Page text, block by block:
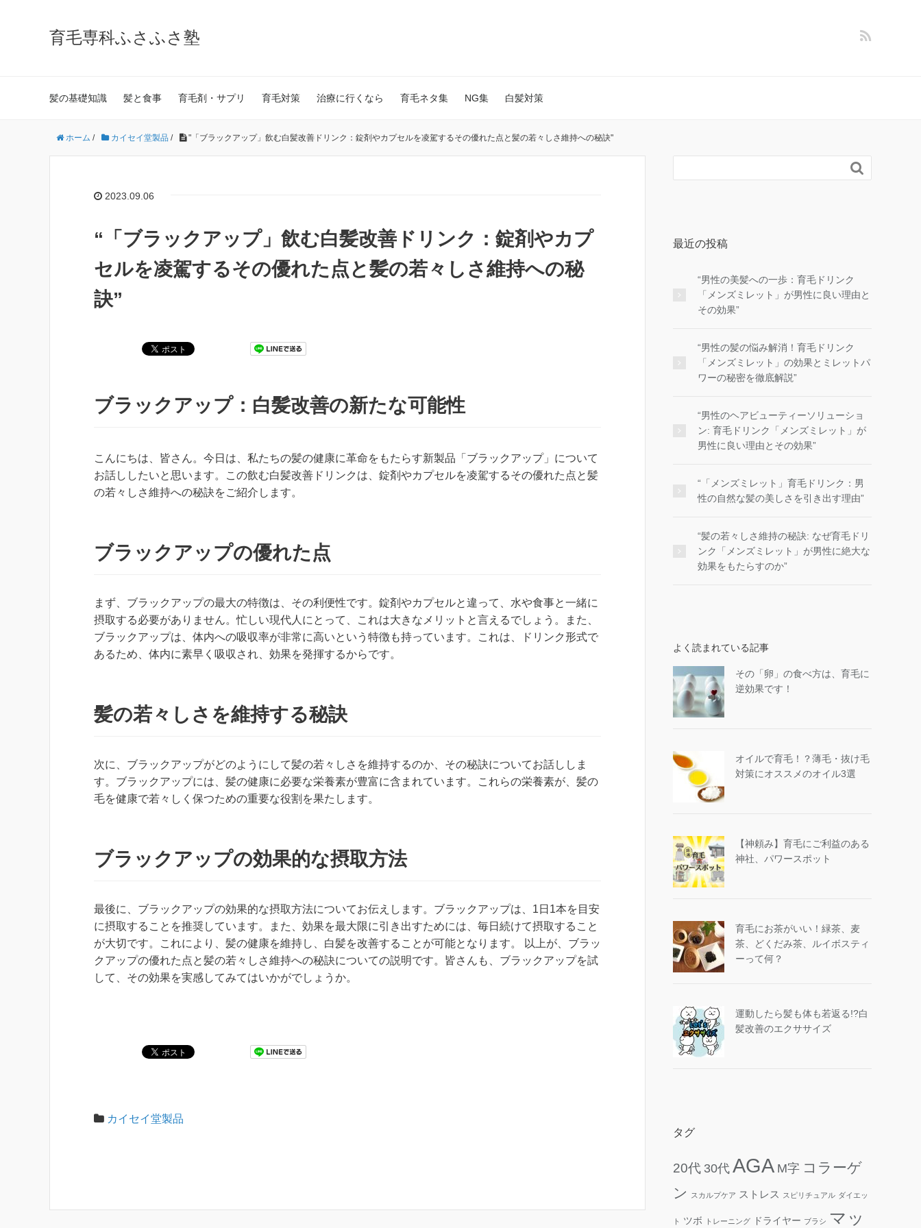
育毛専科ふさふさ塾
髪の基礎知識 髪と食事 育毛剤・サプリ 育毛対策 治療に行くなら 育毛ネタ集 NG集 白髪対策
ホーム / カイセイ堂製品 / "「ブラックアップ」飲む白髪改善ドリンク：錠剤やカプセルを凌駕するその優れた点と髪の若々しさ維持への秘訣"
2023.09.06
“「ブラックアップ」飲む白髪改善ドリンク：錠剤やカプ
セルを凌駕するその優れた点と髪の若々しさ維持への秘
訣”
ブラックアップ：白髪改善の新たな可能性
こんにちは、皆さん。今日は、私たちの髪の健康に革命をもたらす新製品「ブラックアップ」について
お話ししたいと思います。この飲む白髪改善ドリンクは、錠剤やカプセルを凌駕するその優れた点と髪
の若々しさ維持への秘訣をご紹介します。
ブラックアップの優れた点
まず、ブラックアップの最大の特徴は、その利便性です。錠剤やカプセルと違って、水や食事と一緒に
摂取する必要がありません。忙しい現代人にとって、これは大きなメリットと言えるでしょう。また、
ブラックアップは、体内への吸収率が非常に高いという特徴も持っています。これは、ドリンク形式で
あるため、体内に素早く吸収され、効果を発揮するからです。
髪の若々しさを維持する秘訣
次に、ブラックアップがどのようにして髪の若々しさを維持するのか、その秘訣についてお話ししま
す。ブラックアップには、髪の健康に必要な栄養素が豊富に含まれています。これらの栄養素が、髪の
毛を健康で若々しく保つための重要な役割を果たします。
ブラックアップの効果的な摂取方法
最後に、ブラックアップの効果的な摂取方法についてお伝えします。ブラックアップは、1日1本を目安
に摂取することを推奨しています。また、効果を最大限に引き出すためには、毎日続けて摂取すること
が大切です。これにより、髪の健康を維持し、白髪を改善することが可能となります。 以上が、ブラッ
クアップの優れた点と髪の若々しさ維持への秘訣についての説明です。皆さんも、ブラックアップを試
して、その効果を実感してみてはいかがでしょうか。
カイセイ堂製品

最近の投稿
“男性の美髪への一歩：育毛ドリンク
「メンズミレット」が男性に良い理由と
その効果”
“男性の髪の悩み解消！育毛ドリンク
「メンズミレット」の効果とミレットパ
ワーの秘密を徹底解説”
“男性のヘアビューティーソリューショ
ン: 育毛ドリンク「メンズミレット」が
男性に良い理由とその効果”
“「メンズミレット」育毛ドリンク：男
性の自然な髪の美しさを引き出す理由”
“髪の若々しさ維持の秘訣: なぜ育毛ドリ
ンク「メンズミレット」が男性に絶大な
効果をもたらすのか”
よく読まれている記事
その「卵」の食べ方は、育毛に
逆効果です！
オイルで育毛！？薄毛・抜け毛
対策にオススメのオイル3選
【神頼み】育毛にご利益のある
神社、パワースポット
育毛にお茶がいい！緑茶、麦
茶、どくだみ茶、ルイボスティ
ーって何？
運動したら髪も体も若返る!?白
髪改善のエクササイズ
タグ
20代 30代AGA M字 コラーゲ
ン
スカルプケア ストレス スピリチュアル ダイエッ
ト ツボ トレーニング ドライヤー ブラシ マッ